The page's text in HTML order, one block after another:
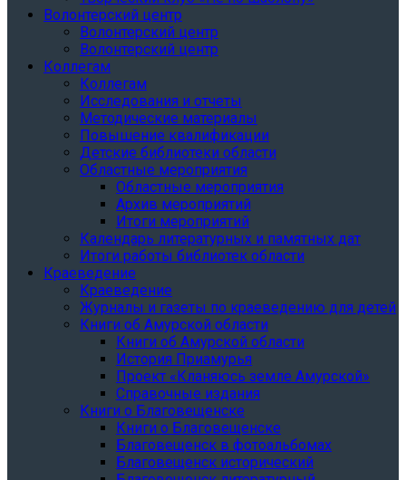
Волонтерский центр
Волонтерский центр
Волонтерский центр
Коллегам
Коллегам
Исследования и отчеты
Методические материалы
Повышение квалификации
Детские библиотеки области
Областные мероприятия
Областные мероприятия
Архив мероприятий
Итоги мероприятий
Календарь литературных и памятных дат
Итоги работы библиотек области
Краеведение
Краеведение
Журналы и газеты по краеведению для детей
Книги об Амурской области
Книги об Амурской области
История Приамурья
Проект «Кланяюсь земле Амурской»
Справочные издания
Книги о Благовещенске
Книги о Благовещенске
Благовещенск в фотоальбомах
Благовещенск исторический